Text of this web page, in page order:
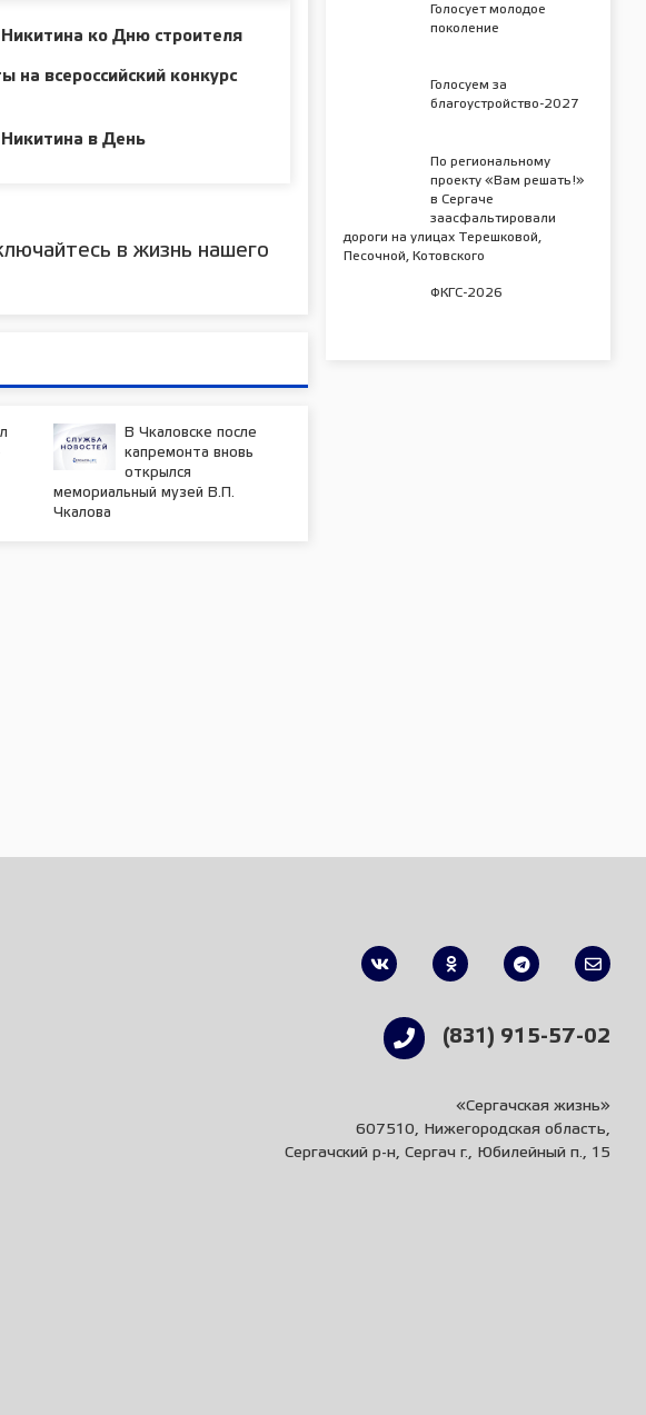
ко Дню строителя
на всероссийский конкурс
в День
в жизнь нашего
В Чкаловске после
капремонта вновь
открылся
мемориальный музей В.П.
Чкалова
Голосует молодое
поколение
Голосуем за
благоустройство-2027
По региональному
проекту «Вам решать!»
в Сергаче
заасфальтировали
дороги на улицах Терешковой,
Песочной, Котовского
ФКГС-2026
(831) 915-57-02
«Сергачская жизнь»
607510, Нижегородская область,
Сергачский р-н, Сергач г., Юбилейный п., 15